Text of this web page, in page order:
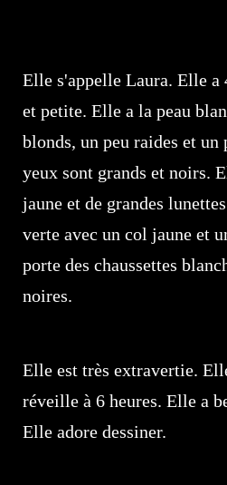
Elle s'appelle Laura. Elle a
et petite. Elle a la peau
blonds, un peu raides et un
yeux sont grands et noirs.
jaune et de grandes
verte avec un col jaune et
porte des chaussettes
noires.
Elle est très extravertie.
réveille à 6 heures. Elle a
Elle adore dessiner.